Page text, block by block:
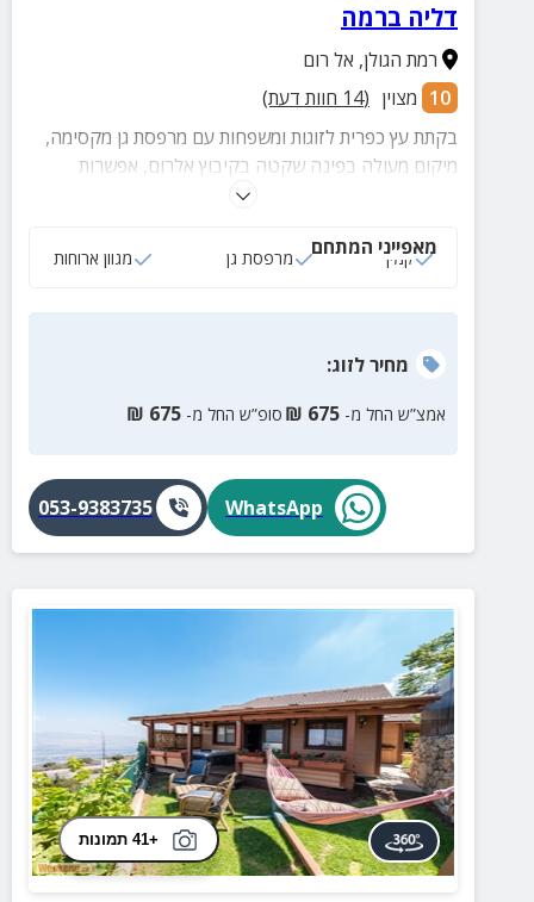
דליה ברמה
רמת הגולן, אל רום
10 מצוין (
14 חוות דעת)
בקתת עץ כפרית לזוגות ומשפחות עם מרפסת גן מקסימה,
מיקום מעולה בפינה שקטה בקיבוץ אלרום, אפשרות
לארוחות נהדרות בשילוב תוצרת מקומית וקירבה
מאפייני המתחם
קמין מרפסת גן מגוון ארוחות
מחירלזוג:
אמצ”ש החל מ- 675
₪ סופ”ש החל מ- 675
₪
WhatsApp
053-9383735
+41 תמונות